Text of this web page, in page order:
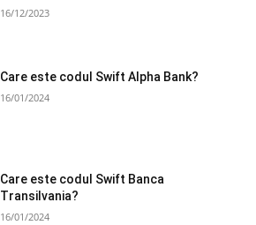
16/12/2023
Care este codul Swift Alpha Bank?
16/01/2024
Care este codul Swift Banca
Transilvania?
16/01/2024